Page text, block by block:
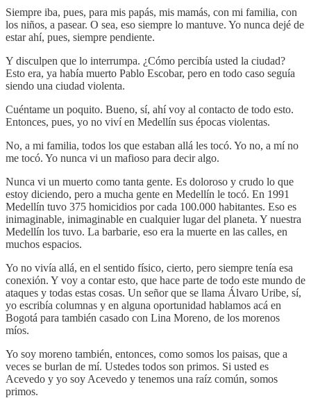
Siempre iba, pues, para mis papás, mis mamás, con mi familia, con
los niños, a pasear. O sea, eso siempre lo mantuve. Yo nunca dejé de
estar ahí, pues, siempre pendiente.
Y disculpen que lo interrumpa. ¿Cómo percibía usted la ciudad?
Esto era, ya había muerto Pablo Escobar, pero en todo caso seguía
siendo una ciudad violenta.
Cuéntame un poquito. Bueno, sí, ahí voy al contacto de todo esto.
Entonces, pues, yo no viví en Medellín sus épocas violentas.
No, a mi familia, todos los que estaban allá les tocó. Yo no, a mí no
me tocó. Yo nunca vi un mafioso para decir algo.
Nunca vi un muerto como tanta gente. Es doloroso y crudo lo que
estoy diciendo, pero a mucha gente en Medellín le tocó. En 1991
Medellín tuvo 375 homicidios por cada 100.000 habitantes. Eso es
inimaginable, inimaginable en cualquier lugar del planeta. Y nuestra
Medellín los tuvo. La barbarie, eso era la muerte en las calles, en
muchos espacios.
Yo no vivía allá, en el sentido físico, cierto, pero siempre tenía esa
conexión. Y voy a contar esto, que hace parte de todo este mundo de
ataques y todas estas cosas. Un señor que se llama Álvaro Uribe, sí,
yo escribía columnas y en alguna oportunidad hablamos acá en
Bogotá para también casado con Lina Moreno, de los morenos
míos.
Yo soy moreno también, entonces, como somos los paisas, que a
veces se burlan de mí. Ustedes todos son primos. Si usted es
Acevedo y yo soy Acevedo y tenemos una raíz común, somos
primos.